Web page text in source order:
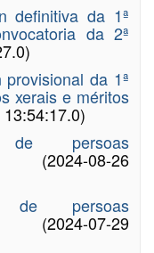
definitiva da 1ª
da 2ª
da 1ª
xerais e méritos
persoas
(2024-08-26
de persoas
(2024-07-29